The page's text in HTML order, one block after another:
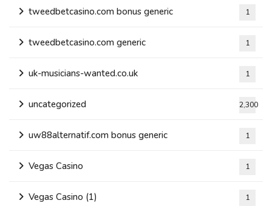
tweedbetcasino.com bonus generic 1
tweedbetcasino.com generic 1
uk-musicians-wanted.co.uk 1
uncategorized 2,300
uw88alternatif.com bonus generic 1
Vegas Casino 1
Vegas Casino (1) 1